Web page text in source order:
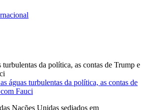
turbulentas da política, as contas de Trump e
águas turbulentas da política, as contas de
Fauci